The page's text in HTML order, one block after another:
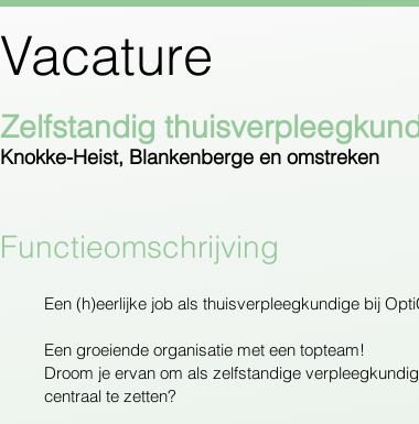
Vacature
Zelfstandig
Knokke-Heist, Blankenberge en omstreken
Functieomschrijving
Een (h)eerlijke job als thuisverpleegkundige bij
Een groeiende organisatie met een topteam!
Droom je ervan om als zelfstandige
centraal te zetten?